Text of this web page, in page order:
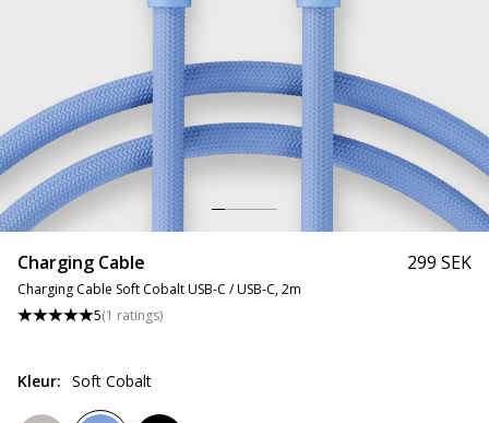
Charging Cable
Charging Cable Soft Cobalt USB-C / USB-C, 2m
5(1 ratings)
299 SEK
Kleur: Soft Cobalt